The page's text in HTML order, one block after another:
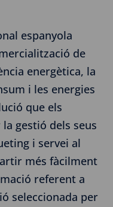
espanyola
de
energètica, la
i les energies
que els
gestió dels seus
i servei al
més fàcilment
referent a
seleccionada per